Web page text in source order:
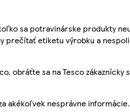
sa potravinárske produkty
prečítať etiketu výrobku a
obráťte sa na Tesco zákaznícky
akékoľvek nesprávne